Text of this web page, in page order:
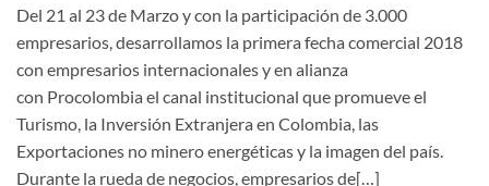
Del 21 al 23 de Marzo y con la participación de 3.000
empresarios, desarrollamos la primera fecha comercial 2018
con empresarios internacionales y en alianza
con Procolombia el canal institucional que promueve el
Turismo, la Inversión Extranjera en Colombia, las
Exportaciones no minero energéticas y la imagen del país.
Durante la rueda de negocios, empresarios de[…]